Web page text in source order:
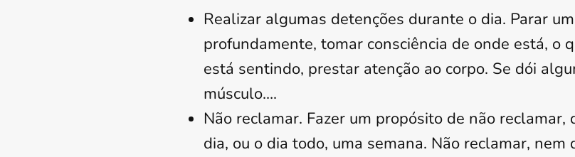
Realizar algumas detenções durante o dia. Parar
profundamente, tomar consciência de onde está, o
está sentindo, prestar atenção ao corpo. Se dói
músculo….
Não reclamar. Fazer um propósito de não
dia, ou o dia todo, uma semana. Não reclamar, nem